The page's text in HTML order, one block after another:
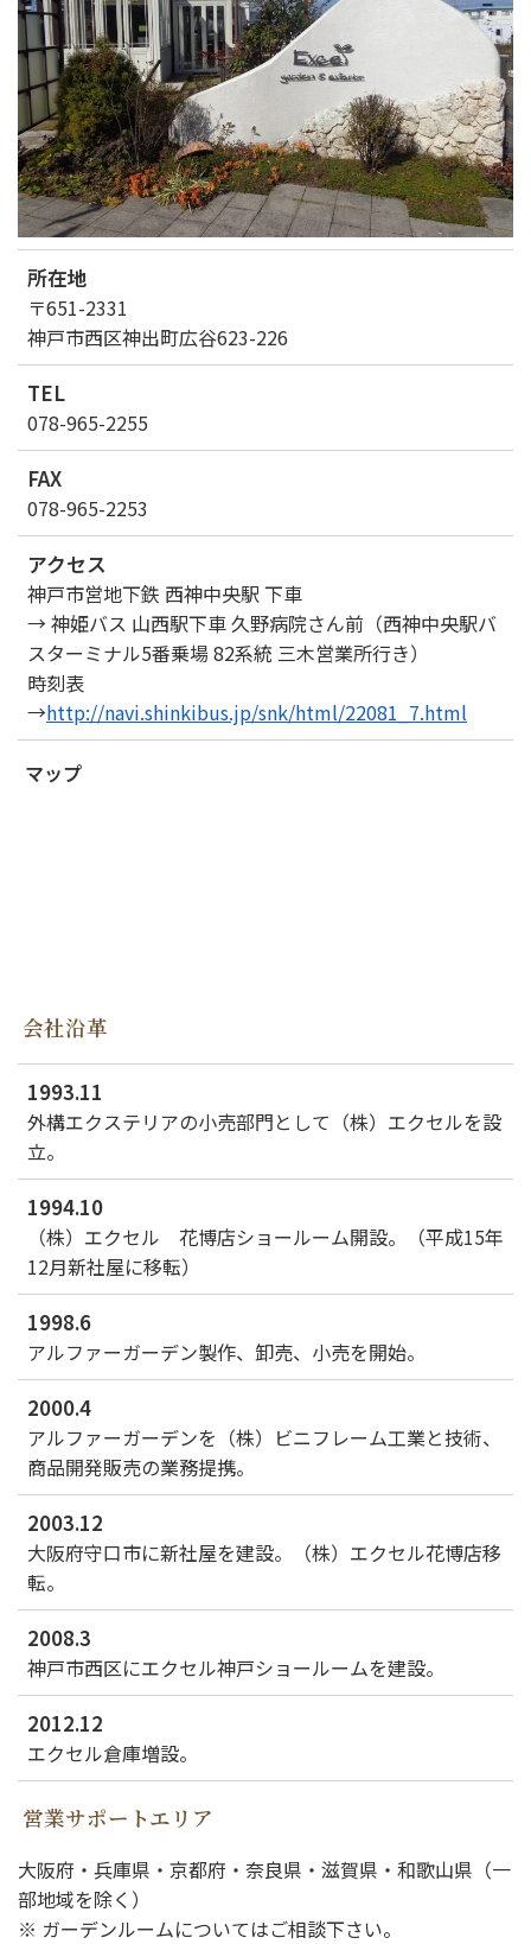
新着情報
会社概要
受付時間：9:00～18:00
所在地
〒651-2331
神戸市西区神出町広谷623-226
TEL
078-965-2255
FAX
078-965-2253
アクセス
神戸市営地下鉄 西神中央駅 下車
→ 神姫バス 山西駅下車 久野病院さん前（西神中央駅バ
スターミナル5番乗場 82系統 三木営業所行き）
時刻表
→http://navi.shinkibus.jp/snk/html/22081_7.html
マップ
会社沿革
1993.11
外構エクステリアの小売部門として（株）エクセルを設
立。
1994.10
（株）エクセル 花博店ショールーム開設。（平成15年
12月新社屋に移転）
1998.6
アルファーガーデン製作、卸売、小売を開始。
2000.4
アルファーガーデンを（株）ビニフレーム工業と技術、
商品開発販売の業務提携。
2003.12
大阪府守口市に新社屋を建設。（株）エクセル花博店移
転。
2008.3
神戸市西区にエクセル神戸ショールームを建設。
2012.12
エクセル倉庫増設。
営業サポートエリア
大阪府・兵庫県・京都府・奈良県・滋賀県・和歌山県（一
部地域を除く）
※ ガーデンルームについてはご相談下さい。